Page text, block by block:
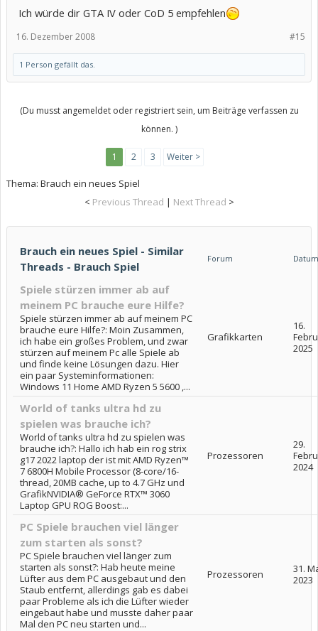
Ich würde dir GTA IV oder CoD 5 empfehlen
#15
16. Dezember 2008
1 Person gefällt das.
(Du musst angemeldet oder registriert sein, um Beiträge verfassen zu
können. )
1 2 3 Weiter >
Thema: Brauch ein neues Spiel
< Previous Thread | Next Thread >
Brauch ein neues Spiel - Similar
Threads - Brauch Spiel
Forum Datum
Spiele stürzen immer ab auf
meinem PC brauche eure Hilfe?
Spiele stürzen immer ab auf meinem PC
brauche eure Hilfe?: Moin Zusammen,
ich habe ein großes Problem, und zwar
stürzen auf meinem Pc alle Spiele ab
und finde keine Lösungen dazu. Hier
ein paar Systeminformationen:
Windows 11 Home AMD Ryzen 5 5600 ,...
Grafikkarten
16.
2025
World of tanks ultra hd zu
spielen was brauche ich?
World of tanks ultra hd zu spielen was
brauche ich?: Hallo ich hab ein rog strix
g17 2022 laptop der ist mit AMD Ryzen™
7 6800H Mobile Processor (8-core/16-
thread, 20MB cache, up to 4.7 GHz und
GrafikNVIDIA® GeForce RTX™ 3060
Laptop GPU ROG Boost:...
Prozessoren
29.
2024
PC Spiele brauchen viel länger
zum starten als sonst?
PC Spiele brauchen viel länger zum
starten als sonst?: Hab heute meine
Lüfter aus dem PC ausgebaut und den
Staub entfernt, allerdings gab es dabei
paar Probleme als ich die Lüfter wieder
eingebaut habe und musste daher paar
Mal den PC neu starten und...
Prozessoren
31.
2023